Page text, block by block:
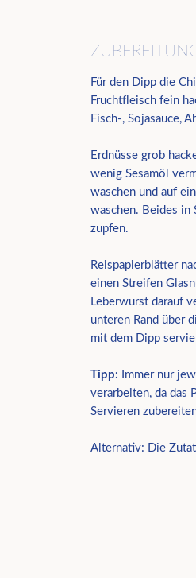
Für den Dipp die
Fruchtfleisch fein
Fisch-, Sojasauce,
Erdnüsse grob
wenig Sesamöl
waschen und auf
waschen. Beides in
zupfen.
Reispapierblätter
einen Streifen
Leberwurst darauf
unteren Rand über
mit dem Dipp
Tipp: Immer nur
verarbeiten, da das
Servieren
Alternativ: Die